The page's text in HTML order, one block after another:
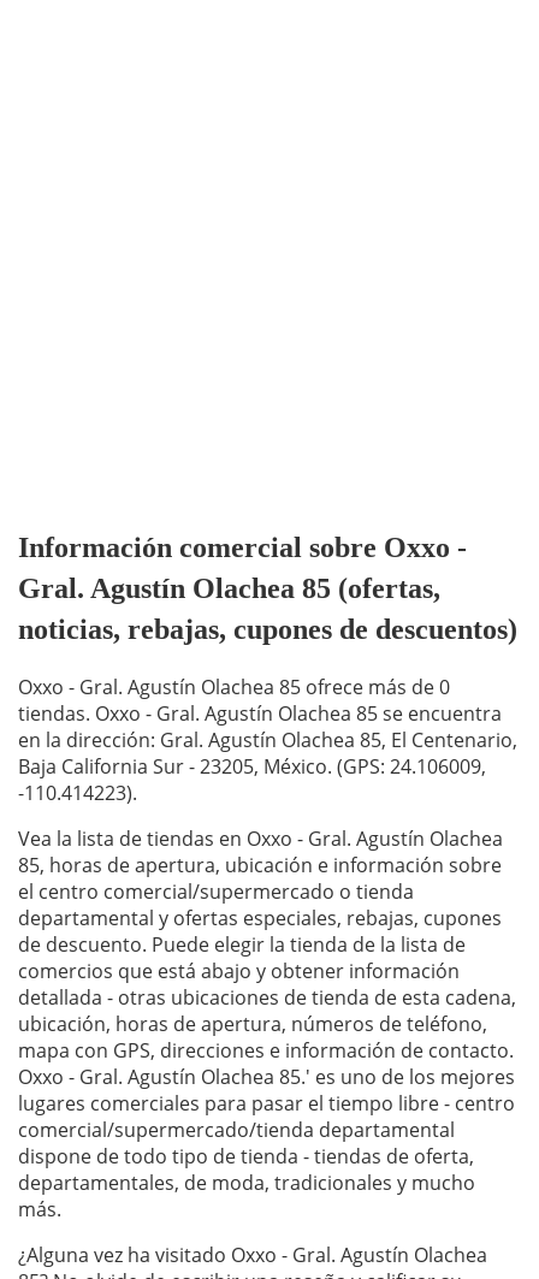
Información comercial sobre Oxxo -
Gral. Agustín Olachea 85 (ofertas,
noticias, rebajas, cupones de descuentos)
Oxxo - Gral. Agustín Olachea 85 ofrece más de 0
tiendas. Oxxo - Gral. Agustín Olachea 85 se encuentra
en la dirección: Gral. Agustín Olachea 85, El Centenario,
Baja California Sur - 23205, México. (GPS: 24.106009,
-110.414223).
Vea la lista de tiendas en Oxxo - Gral. Agustín Olachea
85, horas de apertura, ubicación e información sobre
el centro comercial/supermercado o tienda
departamental y ofertas especiales, rebajas, cupones
de descuento. Puede elegir la tienda de la lista de
comercios que está abajo y obtener información
detallada - otras ubicaciones de tienda de esta cadena,
ubicación, horas de apertura, números de teléfono,
mapa con GPS, direcciones e información de contacto.
Oxxo - Gral. Agustín Olachea 85.' es uno de los mejores
lugares comerciales para pasar el tiempo libre - centro
comercial/supermercado/tienda departamental
dispone de todo tipo de tienda - tiendas de oferta,
departamentales, de moda, tradicionales y mucho
más.
¿Alguna vez ha visitado Oxxo - Gral. Agustín Olachea